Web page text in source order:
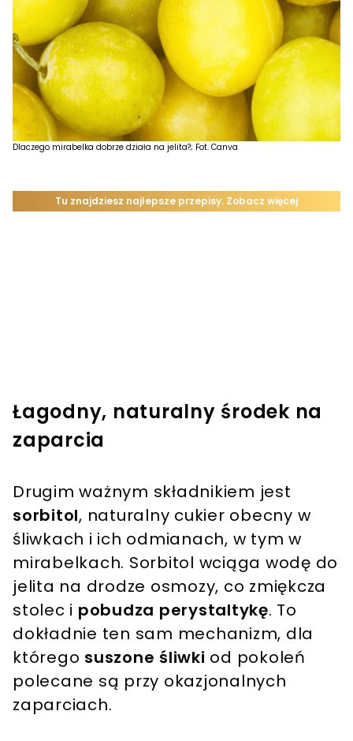
Dlaczego mirabelka dobrze działa na jelita?; Fot. Canva
Łagodny, naturalny środek na
zaparcia
Drugim ważnym składnikiem jest
sorbitol, naturalny cukier obecny w
śliwkach i ich odmianach, w tym w
mirabelkach. Sorbitol wciąga wodę do
jelita na drodze osmozy, co zmiękcza
stolec i pobudza perystaltykę. To
dokładnie ten sam mechanizm, dla
którego suszone śliwki od pokoleń
polecane są przy okazjonalnych
zaparciach.